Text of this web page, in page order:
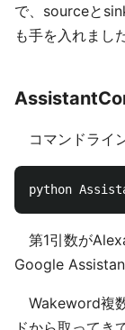
で、sourceと
も手を入れました
コマンドライ
第1引数が
Google
Wakeword複